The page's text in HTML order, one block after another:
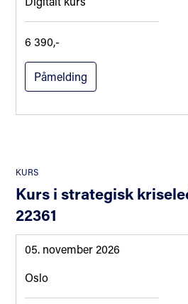
6 390,-
Påmelding
KURS
Kurs i strategisk
22361
05. november 2026
Oslo